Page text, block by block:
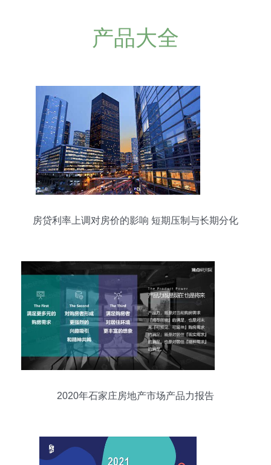
产品大全
房贷利率上调对房价的影响 短期压制与长期分化
2020年石家庄房地产市场产品力报告